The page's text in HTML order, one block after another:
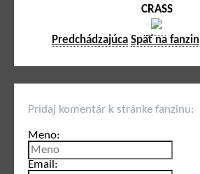
CRASS
Predchádzajúca Späť na fanzin
Pridaj komentár k stránke fanzinu:
Meno:
Email: